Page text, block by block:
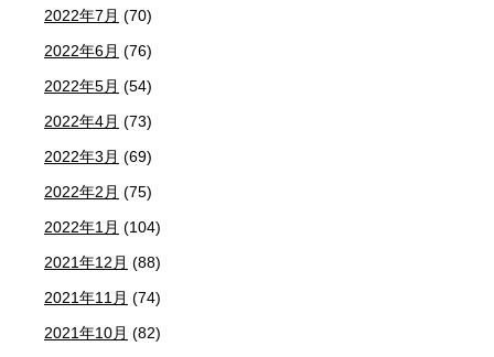
2022年7月 (70)
2022年6月 (76)
2022年5月 (54)
2022年4月 (73)
2022年3月 (69)
2022年2月 (75)
2022年1月 (104)
2021年12月 (88)
2021年11月 (74)
2021年10月 (82)